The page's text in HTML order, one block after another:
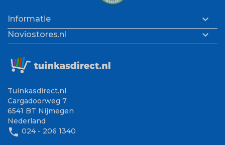
Informatie 
Noviostores.nl 
Tuinkasdirect.nl
Cargadoorweg 7
6541 BT Nijmegen
Nederland
phone 024 - 206 1340